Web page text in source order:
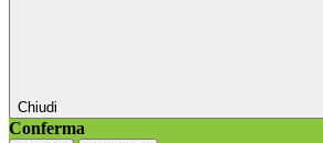
Chiudi
Conferma